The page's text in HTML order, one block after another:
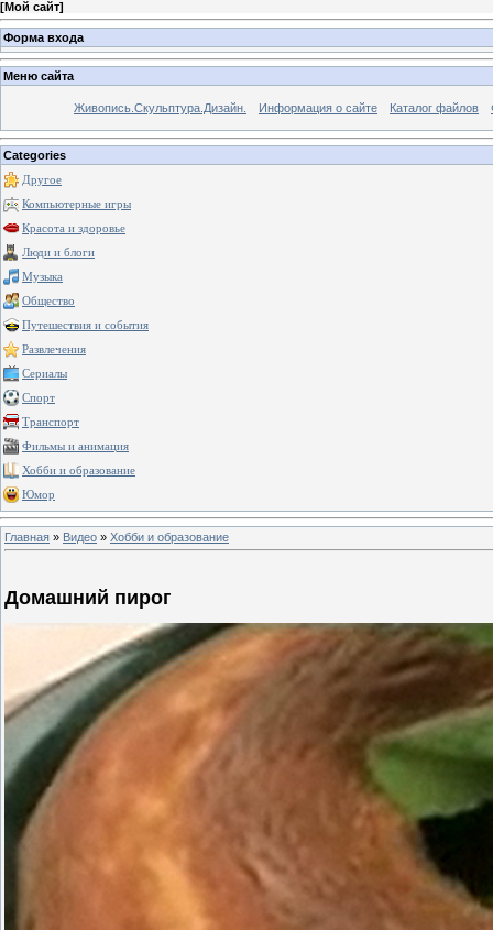
[Мой сайт]
Форма входа
Меню сайта
Живопись.Скульптура.Дизайн. Информация о сайте Каталог файлов
Categories
Другое
Компьютерные игры
Красота и здоровье
Люди и блоги
Музыка
Общество
Путешествия и события
Развлечения
Сериалы
Спорт
Транспорт
Фильмы и анимация
Хобби и образование
Юмор
Главная » Видео » Хобби и образование
Домашний пирог